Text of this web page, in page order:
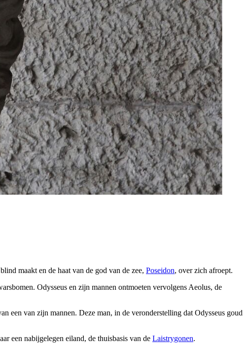
blind maakt en de haat van de god van de zee, Poseidon, over zich afroept.
Odysseus en zijn mannen ontmoeten vervolgens Aeolus, de
een van zijn mannen. Deze man, in de veronderstelling dat Odysseus goud
een nabijgelegen eiland, de thuisbasis van de Laistrygonen.